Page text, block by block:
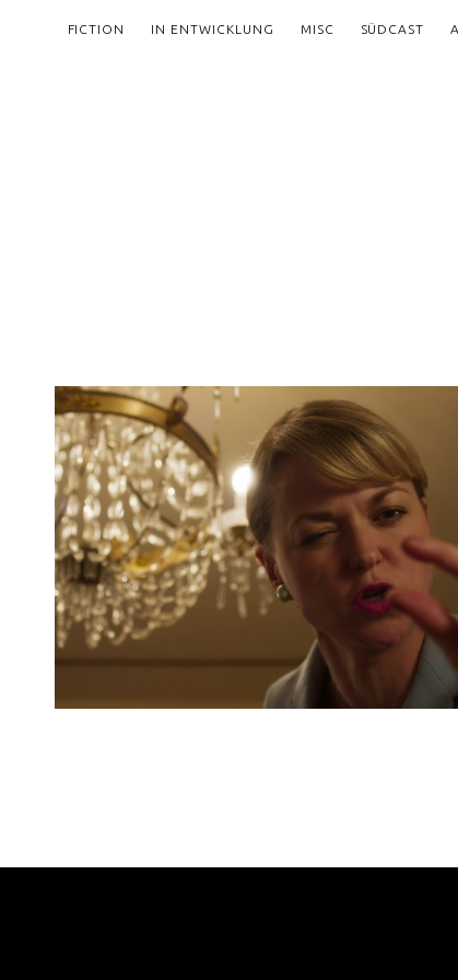
FICTION IN ENTWICKLUNG MISC SÜDCAST